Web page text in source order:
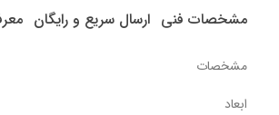
مشخصات فنی ارسال سریع و رایگان
مشخصات
ابعاد